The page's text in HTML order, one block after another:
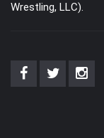
Wrestling, LLC).